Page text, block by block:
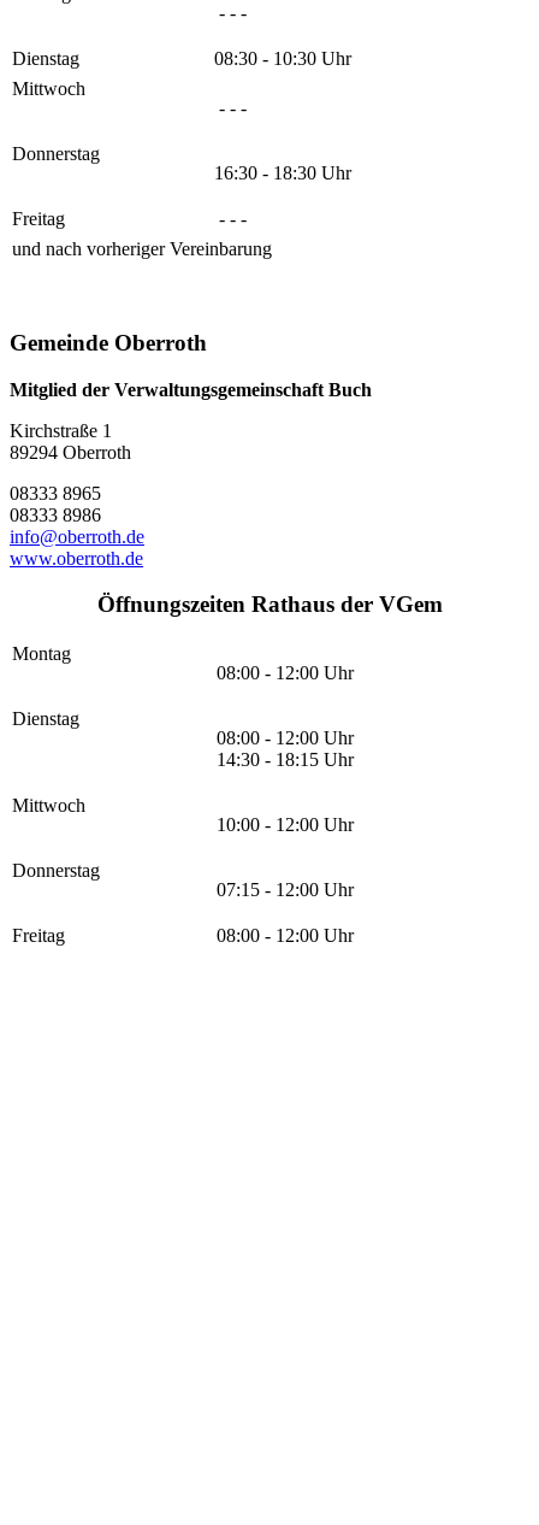
- - -
Dienstag
08:30 - 10:30 Uhr
Mittwoch
- - -
Donnerstag
16:30 - 18:30 Uhr
Freitag
- - -
und nach vorheriger Vereinbarung
Gemeinde Oberroth
Mitglied der Verwaltungsgemeinschaft Buch
Kirchstraße 1
89294 Oberroth
08333 8965
08333 8986
info@oberroth.de
www.oberroth.de
Öffnungszeiten Rathaus der VGem
Montag
08:00 - 12:00 Uhr
Dienstag
08:00 - 12:00 Uhr
14:30 - 18:15 Uhr
Mittwoch
10:00 - 12:00 Uhr
Donnerstag
07:15 - 12:00 Uhr
Freitag 08:00 - 12:00 Uhr